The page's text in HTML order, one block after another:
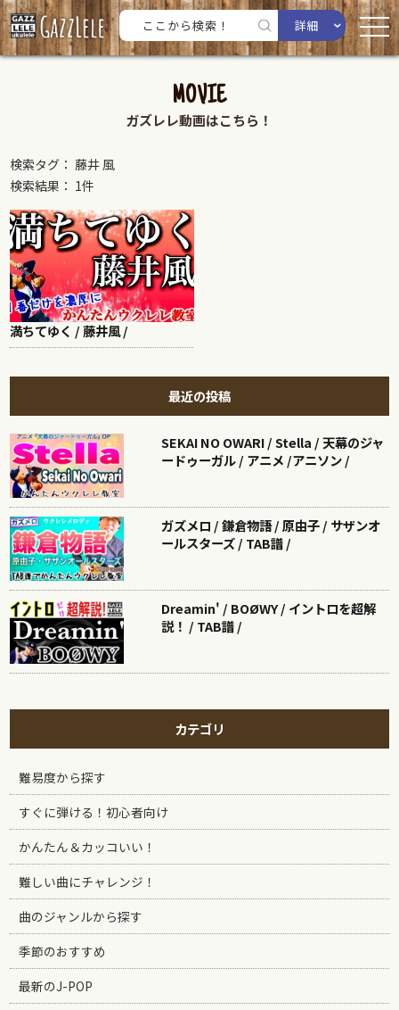
詳細
MOVIE
ガズレレ動画はこちら！
検索タグ： 藤井 風
検索結果： 1件
満ちてゆく / 藤井風 /
最近の投稿
SEKAI NO OWARI / Stella / 天幕のジャ
ードゥーガル / アニメ /アニソン /
ガズメロ / 鎌倉物語 / 原由子 / サザンオ
ールスターズ / TAB譜 /
Dreamin' / BOØWY / イントロを超解
説！ / TAB譜 /
カテゴリ
難易度から探す
すぐに弾ける！初心者向け
かんたん＆カッコいい！
難しい曲にチャレンジ！
曲のジャンルから探す
季節のおすすめ
最新のJ-POP